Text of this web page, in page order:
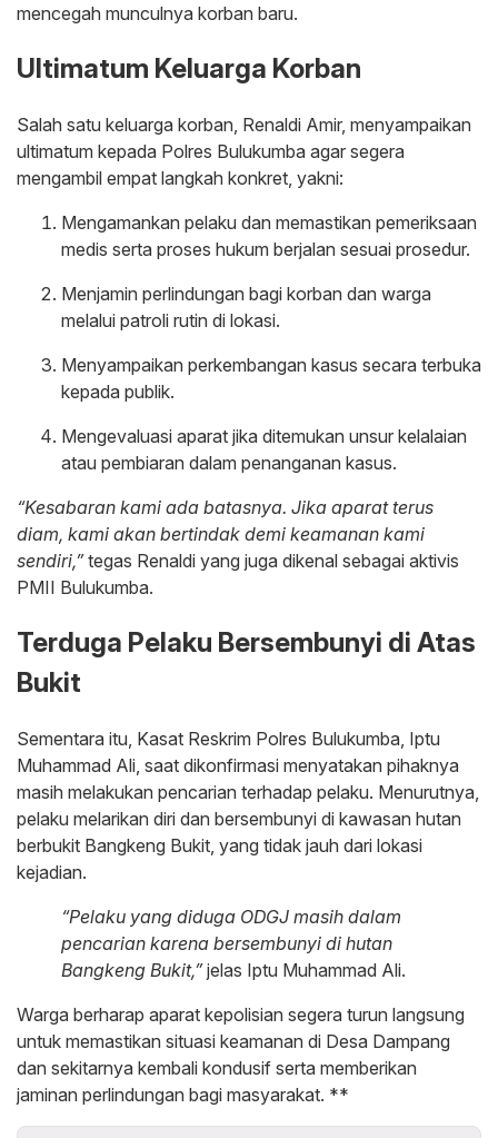
mencegah munculnya korban baru.
Ultimatum Keluarga Korban
Salah satu keluarga korban, Renaldi Amir, menyampaikan
ultimatum kepada Polres Bulukumba agar segera
mengambil empat langkah konkret, yakni:
Mengamankan pelaku dan memastikan pemeriksaan
medis serta proses hukum berjalan sesuai prosedur.
Menjamin perlindungan bagi korban dan warga
melalui patroli rutin di lokasi.
Menyampaikan perkembangan kasus secara terbuka
kepada publik.
Mengevaluasi aparat jika ditemukan unsur kelalaian
atau pembiaran dalam penanganan kasus.
“Kesabaran kami ada batasnya. Jika aparat terus
diam, kami akan bertindak demi keamanan kami
sendiri,”tegas Renaldi yang juga dikenal sebagai aktivis
PMII Bulukumba.
Terduga Pelaku Bersembunyi di Atas
Bukit
Sementara itu, Kasat Reskrim Polres Bulukumba, Iptu
Muhammad Ali, saat dikonfirmasi menyatakan pihaknya
masih melakukan pencarian terhadap pelaku. Menurutnya,
pelaku melarikan diri dan bersembunyi di kawasan hutan
berbukit Bangkeng Bukit, yang tidak jauh dari lokasi
kejadian.
“Pelaku yang diduga ODGJ masih dalam
pencarian karena bersembunyi di hutan
Bangkeng Bukit,”jelas Iptu Muhammad Ali.
Warga berharap aparat kepolisian segera turun langsung
untuk memastikan situasi keamanan di Desa Dampang
dan sekitarnya kembali kondusif serta memberikan
jaminan perlindungan bagi masyarakat. **